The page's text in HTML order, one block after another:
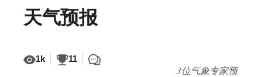
天气预报
1k 11
3位气象专家预